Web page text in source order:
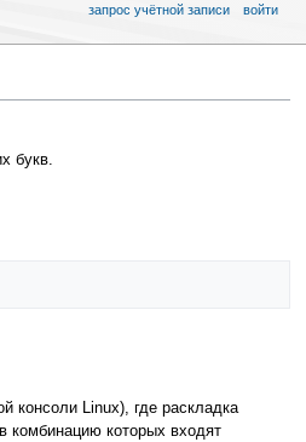
букв.
консоли Linux), где раскладка
комбинацию которых входят
запрос учётной записи войти